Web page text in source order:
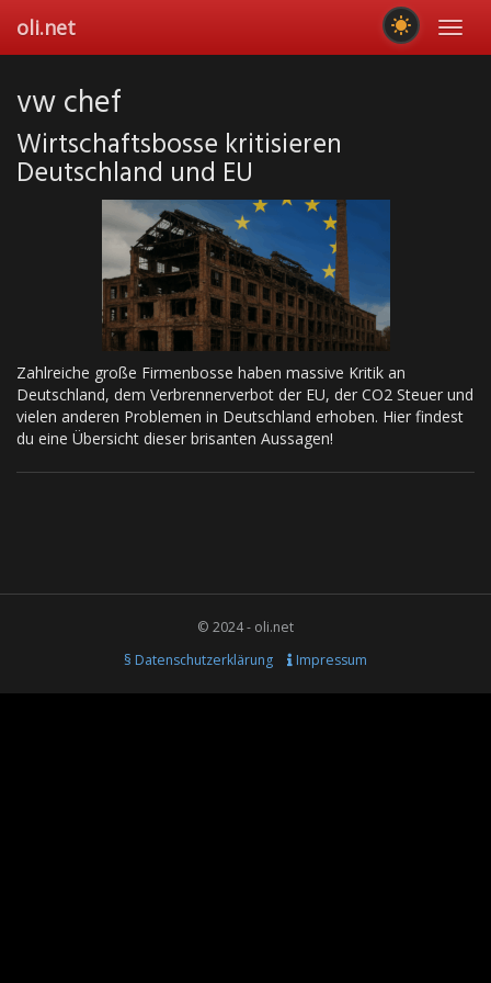
main
oli.net
vw chef
Wirtschaftsbosse kritisieren
Deutschland und EU
Zahlreiche große Firmenbosse haben massive Kritik an
Deutschland, dem Verbrennerverbot der EU, der CO2 Steuer und
vielen anderen Problemen in Deutschland erhoben. Hier findest
du eine Übersicht dieser brisanten Aussagen!
© 2024 - oli.net
§ Datenschutzerklärung
Impressum